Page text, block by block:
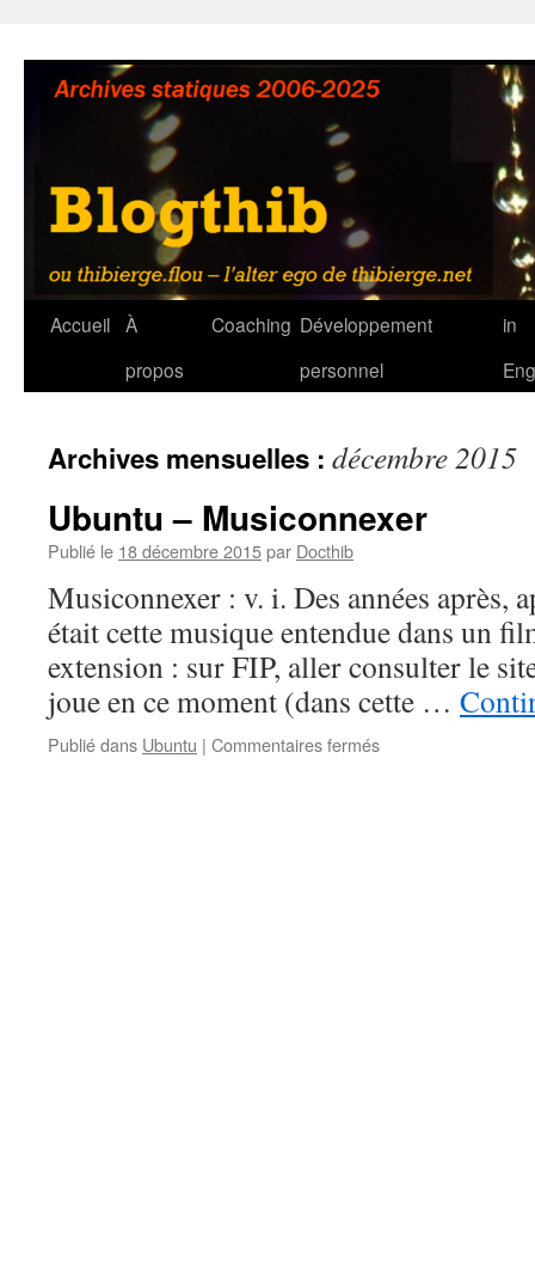
contenu
Accueil À
propos
Coaching Développement
personnel
in
Archives mensuelles : décembre 2015
Ubuntu – Musiconnexer
Publié le 18 décembre 2015par Docthib
Musiconnexer : v. i. Des années après,
était cette musique entendue dans un
extension : sur FIP, aller consulter le
joue en ce moment (dans cette …
Publié dans Ubuntu | Commentaires ferméssur